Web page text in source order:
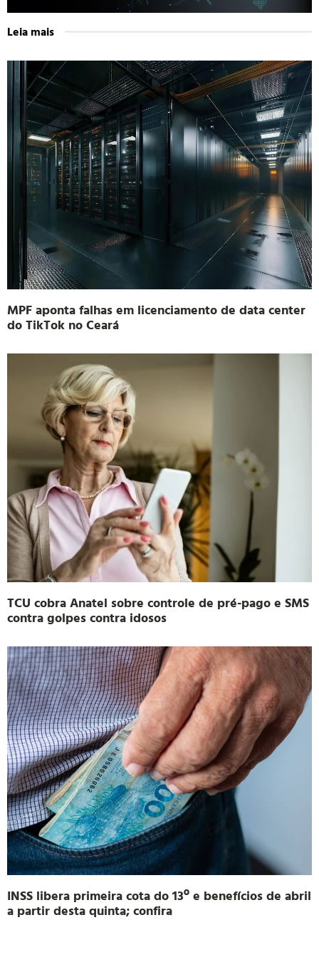
Leia mais
MPF aponta falhas em licenciamento de data center
do TikTok no Ceará
TCU cobra Anatel sobre controle de pré-pago e SMS
contra golpes contra idosos
INSS libera primeira cota do 13º e benefícios de abril
a partir desta quinta; confira